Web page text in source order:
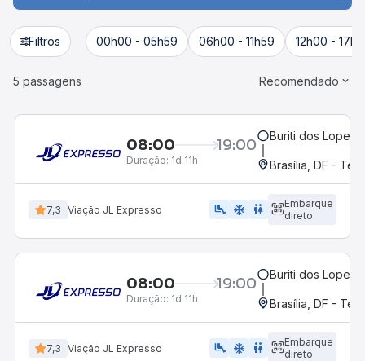
Filtros 00h00 - 05h59 06h00 - 11h59 12h00 -
5 passagens Recomendado
08:00 19:00
Duração: 1d 11h
Buriti dos Lopes,
Brasília, DF -
7,3 Viação JL Expresso airline_seat_legroom_extra ac_unit WC
Embarque
direto
08:00 19:00
Duração: 1d 11h
Buriti dos Lopes,
Brasília, DF -
7,3 Viação JL Expresso airline_seat_legroom_extra ac_unit wc
Embarque
direto